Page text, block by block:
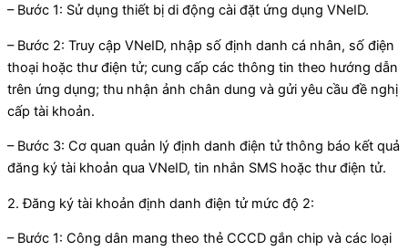
– Bước 1: Sử dụng thiết bị di động cài đặt ứng dụng VNeID.
– Bước 2: Truy cập VNeID, nhập số định danh cá nhân, số điện
thoại hoặc thư điện tử; cung cấp các thông tin theo hướng dẫn
trên ứng dụng; thu nhận ảnh chân dung và gửi yêu cầu đề nghị
cấp tài khoản.
– Bước 3: Cơ quan quản lý định danh điện tử thông báo kết quả
đăng ký tài khoản qua VNeID, tin nhắn SMS hoặc thư điện tử.
2. Đăng ký tài khoản định danh điện tử mức độ 2:
– Bước 1: Công dân mang theo thẻ CCCD gắn chip và các loại